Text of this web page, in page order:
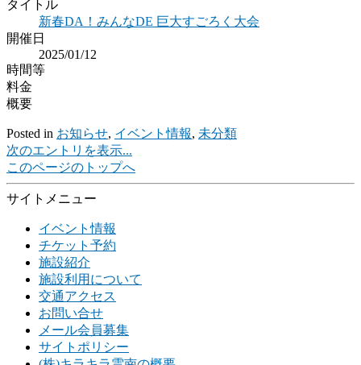
タイトル
新春DA！みんなDE 巨大すごろく大会
開催日
2025/01/12
時間等
料金
概要
Posted in お知らせ, イベント情報, 未分類
次のエントリを表示...
このページのトップへ
サイトメニュー
イベント情報
チケット予約
施設紹介
施設利用について
交通アクセス
お問い合せ
メール会員募集
サイトポリシー